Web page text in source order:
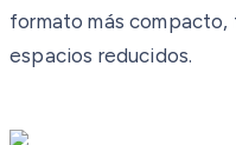
formato más
espacios reducidos.